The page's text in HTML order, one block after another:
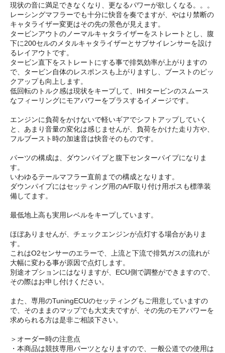
現状の音に満足できなくなり、更なるパワーが欲しくなる。。。
レーシングマフラーでも十分に快音を奏でますが、やはり禁断の
キャタライザー変更はその先の景色が見えます。
タービンアウトのノーマルキャタライザーをストレートとし、腹
下に200セルのメタルキャタライザーとサブサイレンサーを設け
るレイアウトです。
タービン直下をストレートにする事で排気効率が上がりますの
で、タービン自体のレスポンスも上がりますし、ブーストのピッ
クアップも向上します。
低回転のトルク感は現状をキープして、IHIタービンのスムース
なフィーリングにモアパワーをプラスするイメージです。
エンジンに負荷をかけないで軽いギアでシフトアップしていく
と、あまり音量の変化は感じませんが、負荷をかけた走り方や、
フルブースト時の加速音は快音そのものです。
パーツの構成は、ダウンパイプと腹下センターパイプになりま
す。
いわゆるテールマフラー直前までの構成となります。
ダウンパイプにはセッティング用のA/F取り付け用ボスも標準装
備してます。
最低地上高も実用レベルをキープしています。
ほぼありませんが、チェックエンジンが点灯する場合がありま
す。
これはO2センサーのエラーで、上流と下流で排気ガスの流れが
大幅に変わる事が原因で点灯します。
別途オプションにはなりますが、ECU側で調整ができますので、
その際はお申し付けください。
また、専用のTuningECUのセッティングもご用意していますの
で、そのままのマップでも大丈夫ですが、その先のモアパワーを
求められる方は是非ご相談下さい。
＞オーダー時の注意点
・本商品は競技専用パーツとなりますので、一般公道での使用は